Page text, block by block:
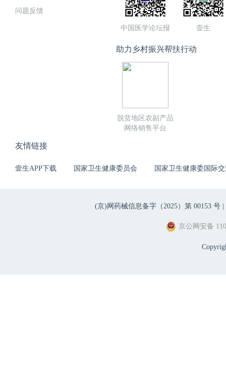
问题反馈
中国医学论坛报 壹生
助力乡村振兴帮扶行动
脱贫地区农副产品
网络销售平台
友情链接
壹生APP下载 国家卫生健康委员会 国家卫生健康委国际
(京)网药械信息备字（2025）第 00153 号 |
京公网安备